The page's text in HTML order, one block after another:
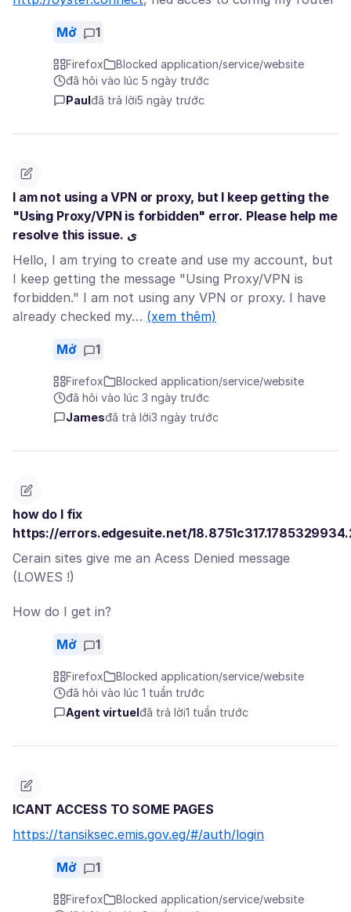
Mở 1
Firefox
Blocked application/service/website
đã hỏi vào lúc 5 ngày trước
Paul đã trả lời5 ngày trước
I am not using a VPN or proxy, but I keep getting the
"Using Proxy/VPN is forbidden" error. Please help me
resolve this issue. ی
Hello, I am trying to create and use my account, but
I keep getting the message "Using Proxy/VPN is
forbidden." I am not using any VPN or proxy. I have
already checked my… (xem thêm)
Mở 1
Firefox
Blocked application/service/website
đã hỏi vào lúc 3 ngày trước
Jamesđã trả lời3 ngày trước
how do I fix
https://errors.edgesuite.net/
Cerain sites give me an Acess Denied message
(LOWES !)
How do I get in?
Mở 1
Firefox
Blocked application/service/website
đã hỏi vào lúc 1 tuần trước
Agent virtuel đã trả lời1 tuần trước
ICANT ACCESS TO SOME PAGES
https://tansiksec.emis.gov.eg/#/auth/login
Mở 1
Firefox
Blocked application/service/website